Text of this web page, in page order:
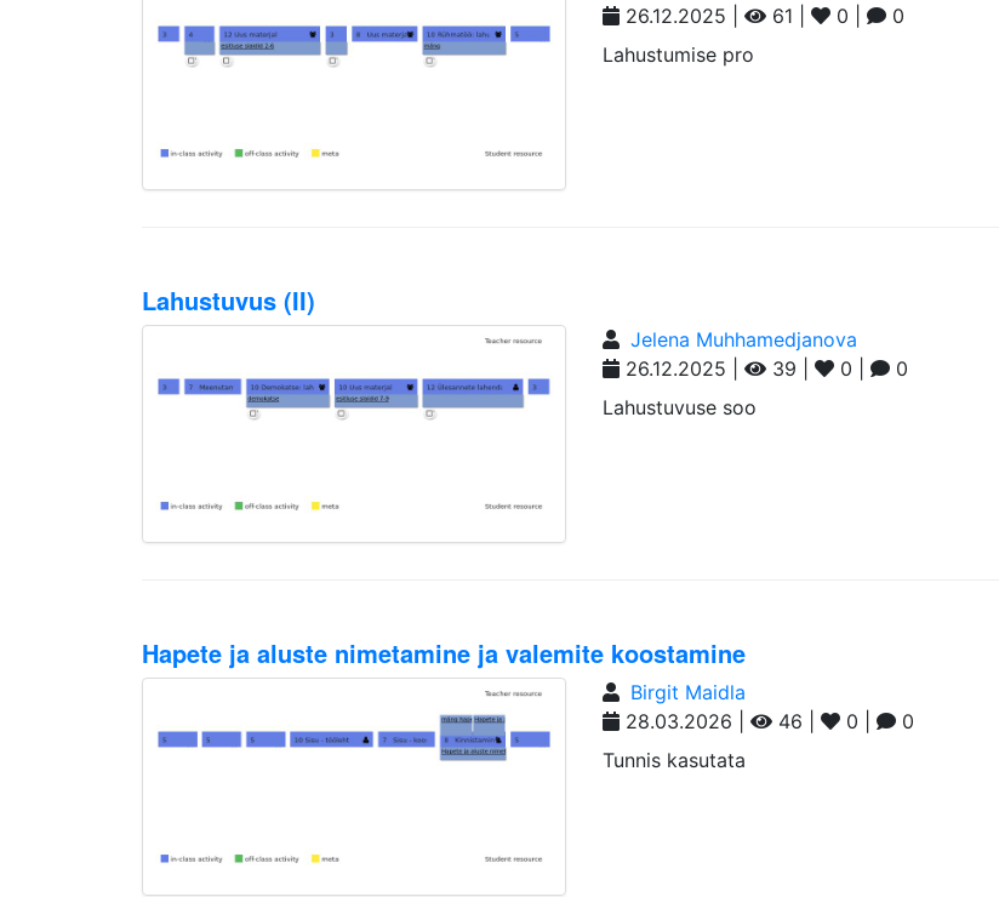
26.12.2025 |
61 | 0 |
0
Lahustumise pro
Lahustuvus (II)
Jelena Muhhamedjanova
26.12.2025 |
39 | 0 |
0
Lahustuvuse soo
Hapete ja aluste nimetamine ja valemite koostamine
Birgit Maidla
28.03.2026 |
46 | 0 |
0
Tunnis kasutata